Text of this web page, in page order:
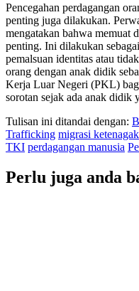
Pencegahan perdagangan
penting juga dilakukan.
mengatakan bahwa memuat
penting. Ini dilakukan
pemalsuan identitas atau
orang dengan anak didik
Kerja Luar Negeri (PKL)
sorotan sejak ada anak didik
Tulisan ini ditandai dengan:
Trafficking migrasi
TKI perdagangan manusia
Perlu juga anda